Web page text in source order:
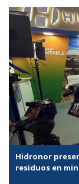
Hidronor
residuos en